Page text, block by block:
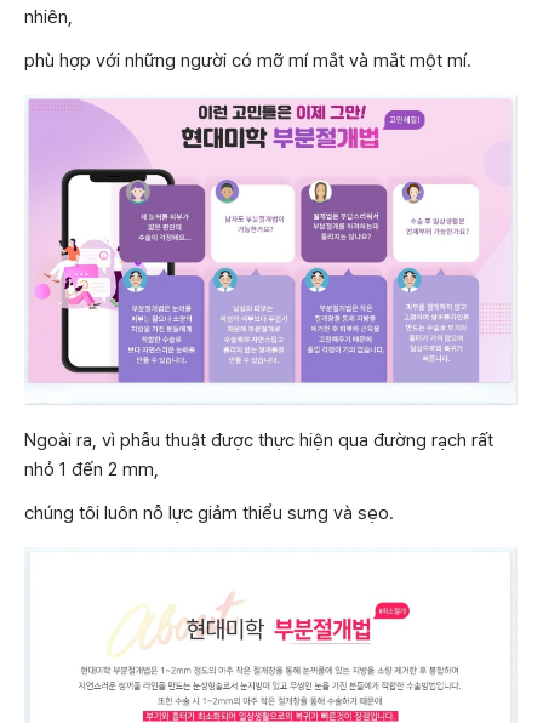
nhiên,
phù hợp với những người có mỡ mí mắt và mắt một mí.
Ngoài ra, vì phẫu thuật được thực hiện qua đường rạch rất
nhỏ 1 đến 2 mm,
chúng tôi luôn nỗ lực giảm thiểu sưng và sẹo.